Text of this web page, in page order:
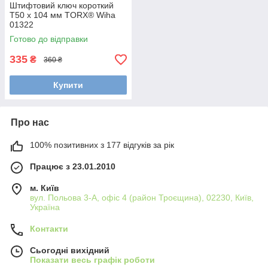
Штифтовий ключ короткий
T50 x 104 мм TORX® Wiha
01322
Готово до відправки
335 ₴ 360 ₴
Купити
Про нас
100% позитивних з 177 відгуків за рік
Працює з 23.01.2010
м. Київ
вул. Польова 3-А, офіс 4 (район Троєщина), 02230, Київ,
Україна
Контакти
Сьогодні вихідний
Показати весь графік роботи